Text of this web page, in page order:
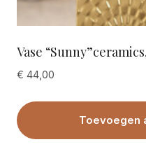
Vase
€ 44,00
Toevoegen